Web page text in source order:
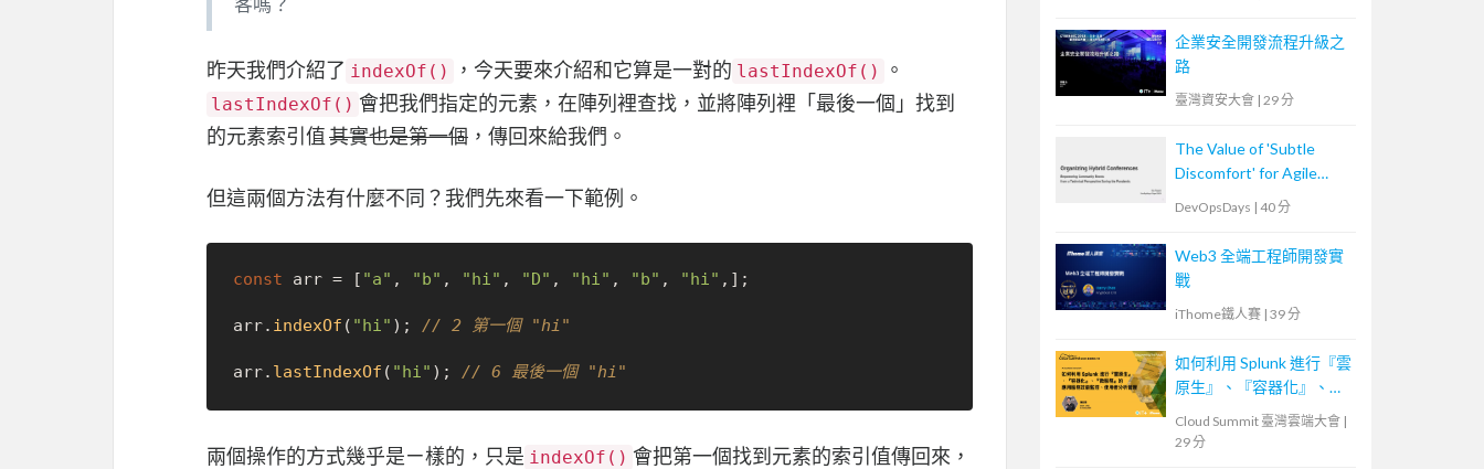
昨天我們介紹了 indexOf() ，今天要來介紹和它算是一對的 lastIndexOf() 。
lastIndexOf() 會把我們指定的元素，在陣列裡查找，並將陣列裡「最後一個」找到
的元素索引值其實也是第一個 ，傳回來給我們。
但這兩個方法有什麼不同？我們先來看一下範例。
const arr = [ "a" , "b" , "hi" , "D" , "hi" , "b" , "hi" ,];
arr. indexOf ( "hi" ); // 2 第一個 "hi"
arr. lastIndexOf ( "hi" ); // 6 最後一個 "hi"
兩個操作的方式幾乎是ㄧ樣的，只是 indexOf() 會把第一個找到元素的索引值傳回來，
企業安全開發流程升級之
路
臺灣資安大會 | 29 分
The Value of 'Subtle
Discomfort' for Agile
DevOpsDays | 40 分
Web3 全端工程師開發實
戰
iThome鐵人賽 | 39 分
如何利用 Splunk 進行『雲
原生』、『容器化』、
『微服務』的應用服務效
能監控、使用者分析管理
Cloud Summit 臺灣雲端大會 |
29 分